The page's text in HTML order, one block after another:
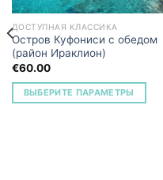
ДОСТУПНАЯ КЛАССИКА
Остров Куфониси с обедом
(район Ираклион)
€60.00
ВЫБЕРИТЕ ПАРАМЕТРЫ